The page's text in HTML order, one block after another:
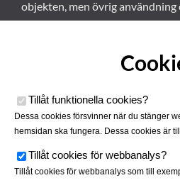
objekten, men övrig
Tillåt funktionella cookies?
Dessa cookies försvinner när du stänger
hemsidan ska fungera. Dessa cookies är
Tillåt cookies för webbanalys?
Tillåt cookies för webbanalys som till